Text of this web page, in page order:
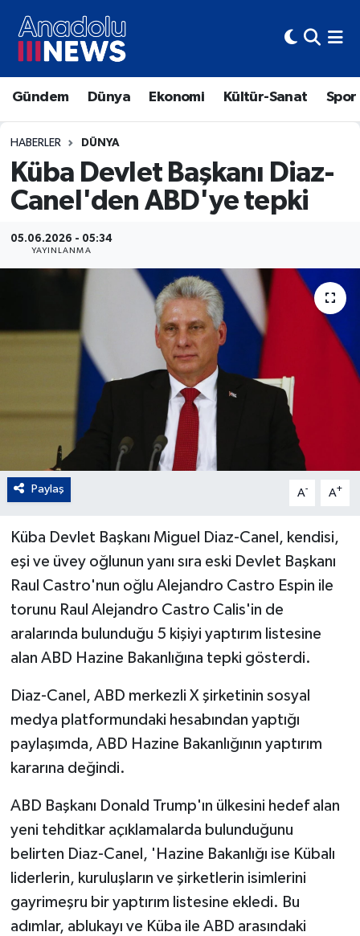
Gündem Dünya Ekonomi Kültür-Sanat Spor
HABERLER DÜNYA
Küba Devlet Başkanı Diaz-
Canel'den ABD'ye tepki
05.06.2026 - 05:34
YAYINLANMA
Paylaş A- A+
Küba Devlet Başkanı Miguel Diaz-Canel, kendisi,
eşi ve üvey oğlunun yanı sıra eski Devlet Başkanı
Raul Castro'nun oğlu Alejandro Castro Espin ile
torunu Raul Alejandro Castro Calis'in de
aralarında bulunduğu 5 kişiyi yaptırım listesine
alan ABD Hazine Bakanlığına tepki gösterdi.
Diaz-Canel, ABD merkezli X şirketinin sosyal
medya platformundaki hesabından yaptığı
paylaşımda, ABD Hazine Bakanlığının yaptırım
kararına değindi.
ABD Başkanı Donald Trump'ın ülkesini hedef alan
yeni tehditkar açıklamalarda bulunduğunu
belirten Diaz-Canel, 'Hazine Bakanlığı ise Kübalı
liderlerin, kuruluşların ve şirketlerin isimlerini
gayrimeşru bir yaptırım listesine ekledi. Bu
adımlar, ablukayı ve Küba ile ABD arasındaki
Hava Durumu
Trafik Durumu
Süper Lig Puan Durumu ve Fikstür
Tüm Manşetler
Haber Arşivi